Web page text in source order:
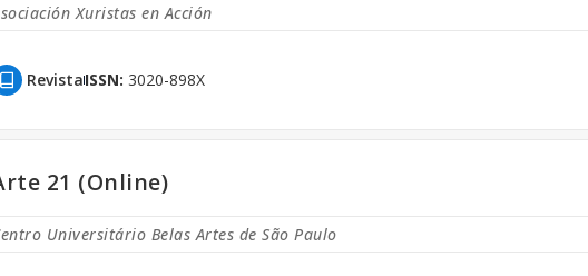
Xuristas en Acción
RevistaISSN: 3020-898X
21 (Online)
Universitário Belas Artes de São Paulo